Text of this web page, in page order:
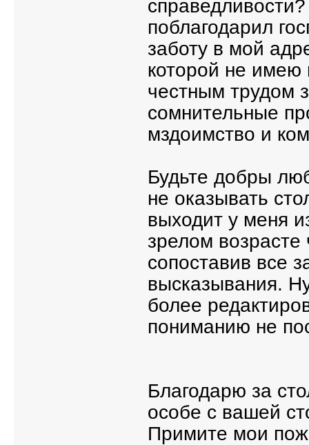
поблагодарил
заботу в мой
которой не имею
честным трудом
сомнительные
мздоимство и
Будьте добры
не оказывать
выходит у меня
зрелом
сопоставив все
высказывания.
более
пониманию не
Благодарю за
особе с вашей
Примите мои